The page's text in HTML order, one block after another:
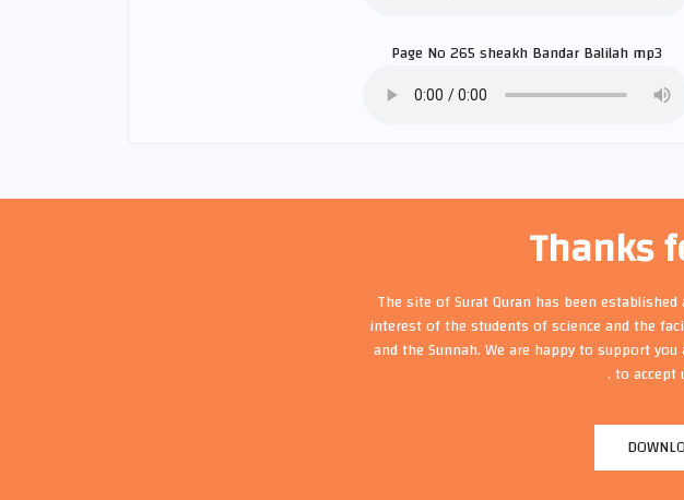
Page No 265 sheakhBandar Balilahmp3
Thanks
The site of Surat Quran has been
interest of the students of science and the
and the Sunnah. We are happy to support
to accept